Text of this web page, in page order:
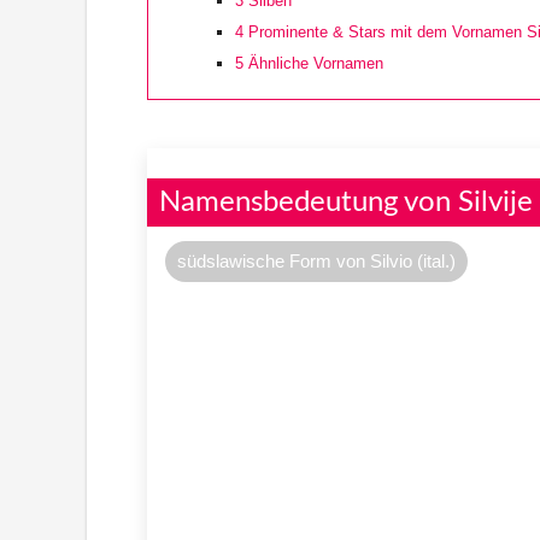
4 Prominente & Stars mit dem Vornamen
5 Ähnliche Vornamen
Namensbedeutung von Silvije
südslawische Form von Silvio (ital.)